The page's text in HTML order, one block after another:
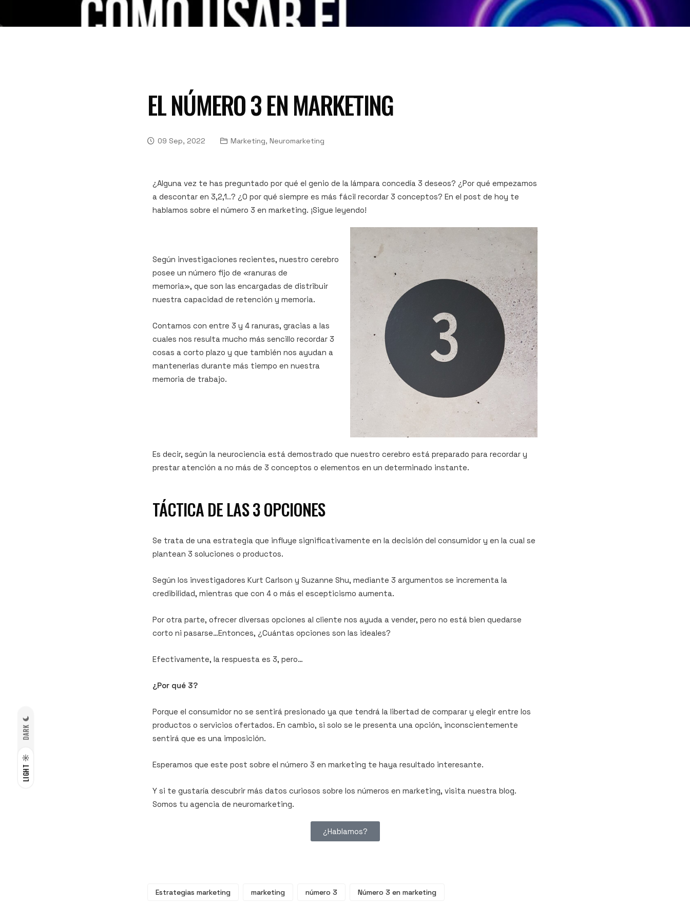
LIGHT
DARK
EL NÚMERO 3 EN MARKETING
09 Sep, 2022 Marketing, Neuromarketing
¿Alguna vez te has preguntado por qué el genio de la lámpara concedía 3 deseos? ¿Por qué empezamos
a descontar en 3,2,1..? ¿O por qué siempre es más fácil recordar 3 conceptos? En el post de hoy te
hablamos sobre el número 3 en marketing. ¡Sigue leyendo!
Según investigaciones recientes, nuestro cerebro
posee un número fijo de «ranuras de
memoria», que son las encargadas de distribuir
nuestra capacidad de retención y memoria.
Contamos con entre 3 y 4 ranuras, gracias a las
cuales nos resulta mucho más sencillo recordar 3
cosas a corto plazo y que también nos ayudan a
mantenerlas durante más tiempo en nuestra
memoria de trabajo.
Es decir, según la neurociencia está demostrado que nuestro cerebro está preparado para recordar y
prestar atención a no más de 3 conceptos o elementos en un determinado instante.
TÁCTICA DE LAS 3 OPCIONES
Se trata de una estrategia que influye significativamente en la decisión del consumidor y en la cual se
plantean 3 soluciones o productos.
Según los investigadores Kurt Carlson y Suzanne Shu, mediante 3 argumentos se incrementa la
credibilidad, mientras que con 4 o más el escepticismo aumenta.
Por otra parte, ofrecer diversas opciones al cliente nos ayuda a vender, pero no está bien quedarse
corto ni pasarse…Entonces, ¿Cuántas opciones son las ideales?
Efectivamente, la respuesta es 3, pero…
¿Por qué 3?
Porque el consumidor no se sentirá presionado ya que tendrá la libertad de comparar y elegir entre los
productos o servicios ofertados. En cambio, si solo se le presenta una opción, inconscientemente
sentirá que es una imposición.
Esperamos que este post sobre el número 3 en marketing te haya resultado interesante.
Y si te gustaría descubrir más datos curiosos sobre los números en marketing, visita nuestra blog.
Somos tu agencia de neuromarketing.
¿Hablamos?
Estrategias marketing marketing número 3 Número 3 en marketing